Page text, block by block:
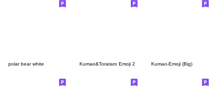
polar bear white Kumao&Torataro Emoji 2 Kumao-Emoji (Big)